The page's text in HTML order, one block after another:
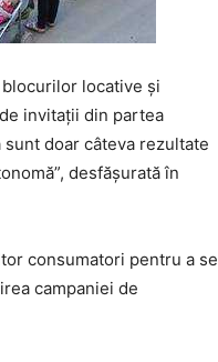
locative și
invitații din partea
doar câteva rezultate
desfășurată în
consumatori pentru a se
campaniei de